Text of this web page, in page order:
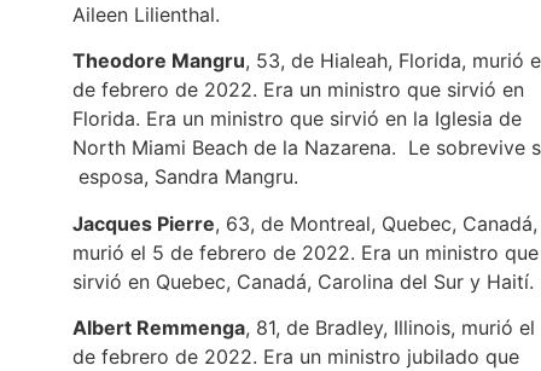
Aileen Lilienthal.
Theodore Mangru, 53, de Hialeah, Florida, murió
de febrero de 2022. Era un ministro que sirvió en
Florida. Era un ministro que sirvió en la Iglesia de
North Miami Beach de la Nazarena. Le sobrevive
esposa, Sandra Mangru.
Jacques Pierre, 63, de Montreal, Quebec, Canadá,
murió el 5 de febrero de 2022. Era un ministro que
sirvió en Quebec, Canadá, Carolina del Sur y Haití.
Albert Remmenga, 81, de Bradley, Illinois, murió el
de febrero de 2022. Era un ministro jubilado que